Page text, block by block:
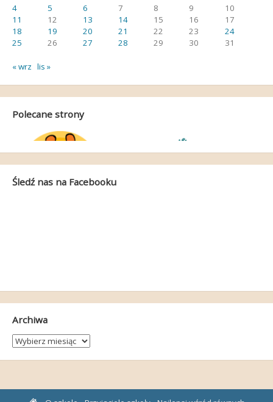
4
5 6 7 8 9
10
11
12 13 14 15 16
17
18
19 20 21 22 23
24
25
26 27 28 29 30 31
« wrz lis »
Polecane strony
Śledź nas na Facebooku
Archiwa
Archiwa